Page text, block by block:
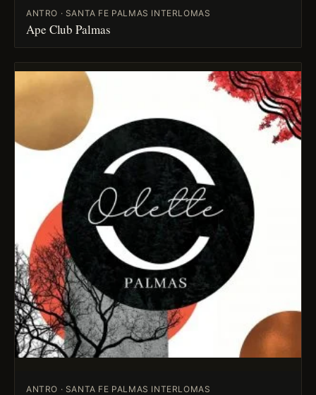
ANTRO · SANTA FE PALMAS INTERLOMAS
Ape Club Palmas
ANTRO · SANTA FE PALMAS INTERLOMAS